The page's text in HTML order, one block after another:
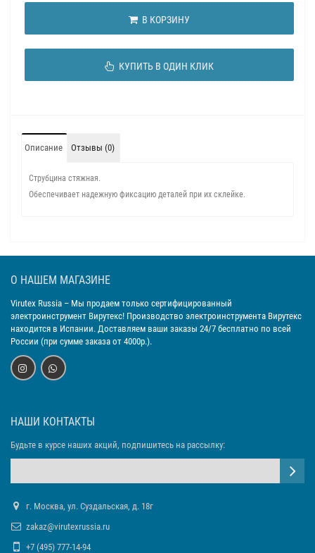
В КОРЗИНУ
КУПИТЬ В ОДИН КЛИК
Описание Отзывы (0)
Струбцина стяжная.
Обеспечивает надежную фиксацию деталей при их склейке.
О НАШЕМ МАГАЗИНЕ
Virutex Russia – Мы продаем только сертифицированный
электроинструмент Вирутекс! Производство электроинструмента Вирутекс
находится в Испании. Доставляем ваши заказы 24/7 бесплатно по всей
России (при сумме заказа от 4000р.).
НАШИ КОНТАКТЫ
Будьте в курсе наших акций, подпишитесь на рассылку:
г. Москва, ул. Суздальская, д. 18г
zakaz@virutexrussia.ru
+7 (495) 777-14-94